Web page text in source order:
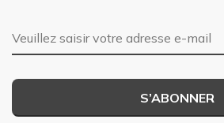
Adresse e-mail
S’ABONNER